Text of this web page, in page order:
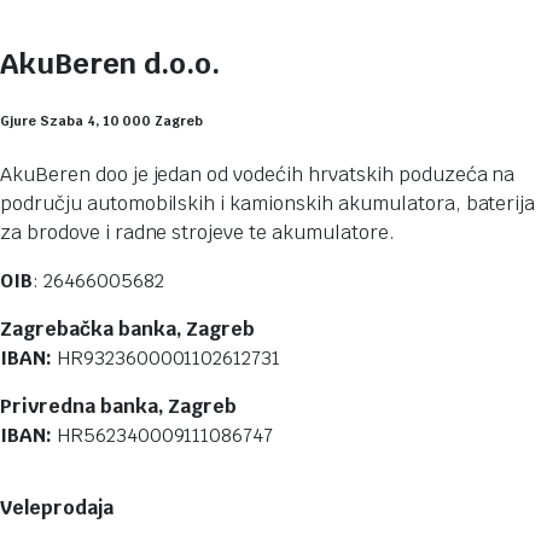
AkuBeren d.o.o.
Gjure Szaba 4, 10 000 Zagreb
AkuBeren doo je jedan od vodećih hrvatskih poduzeća na
području automobilskih i kamionskih akumulatora, baterija
za brodove i radne strojeve te akumulatore.
OIB: 26466005682
Zagrebačka banka, Zagreb
IBAN: HR9323600001102612731
Privredna banka, Zagreb
IBAN: HR562340009111086747
Veleprodaja